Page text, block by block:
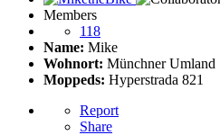
Members
118
Name: Mike
Wohnort: Münchner Umland
Moppeds: Hyperstrada 821
Report
Share